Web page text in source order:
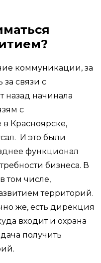
коммуникации, за
за связи с
назад начинала
с
в Красноярске,
И это были
функционал
бизнеса. В
том числе,
территорий.
же, есть дирекция
входит и охрана
получить